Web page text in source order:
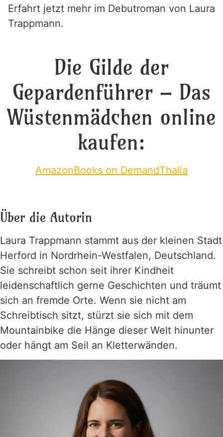
Erfahrt jetzt mehr im Debutroman von Laura
Trappmann.
Die Gilde der
Gepardenführer – Das
Wüstenmädchen online
kaufen:
AmazonBooks on DemandThalia
Über die Autorin
Laura Trappmann stammt aus der kleinen Stadt
Herford in Nordrhein-Westfalen, Deutschland.
Sie schreibt schon seit ihrer Kindheit
leidenschaftlich gerne Geschichten und träumt
sich an fremde Orte. Wenn sie nicht am
Schreibtisch sitzt, stürzt sie sich mit dem
Mountainbike die Hänge dieser Welt hinunter
oder hängt am Seil an Kletterwänden.